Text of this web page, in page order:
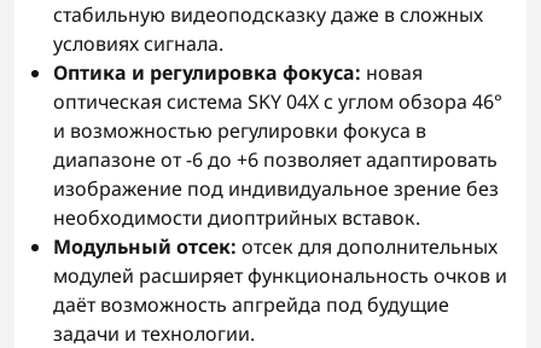
стабильную видеоподсказку даже в сложных
условиях сигнала.
Оптика и регулировка фокуса: новая
оптическая система SKY 04X с углом обзора 46°
и возможностью регулировки фокуса в
диапазоне от -6 до +6 позволяет адаптировать
изображение под индивидуальное зрение без
необходимости диоптрийных вставок.
Модульный отсек: отсек для дополнительных
модулей расширяет функциональность очков и
даёт возможность апгрейда под будущие
задачи и технологии.